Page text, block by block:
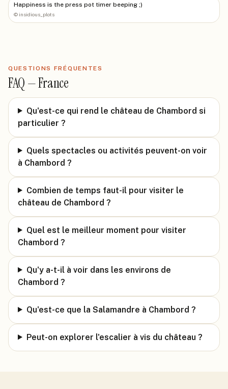
Happiness is the press pot timer beeping ;)
© insidious_plots
QUESTIONS FRÉQUENTES
FAQ —France
Qu'est-ce qui rend le château de Chambord si
particulier ?
Quels spectacles ou activités peuvent-on voir
à Chambord ?
Combien de temps faut-il pour visiter le
château de Chambord ?
Quel est le meilleur moment pour visiter
Chambord ?
Qu'y a-t-il à voir dans les environs de
Chambord ?
Qu'est-ce que la Salamandre à Chambord ?
Peut-on explorer l'escalier à vis du château ?